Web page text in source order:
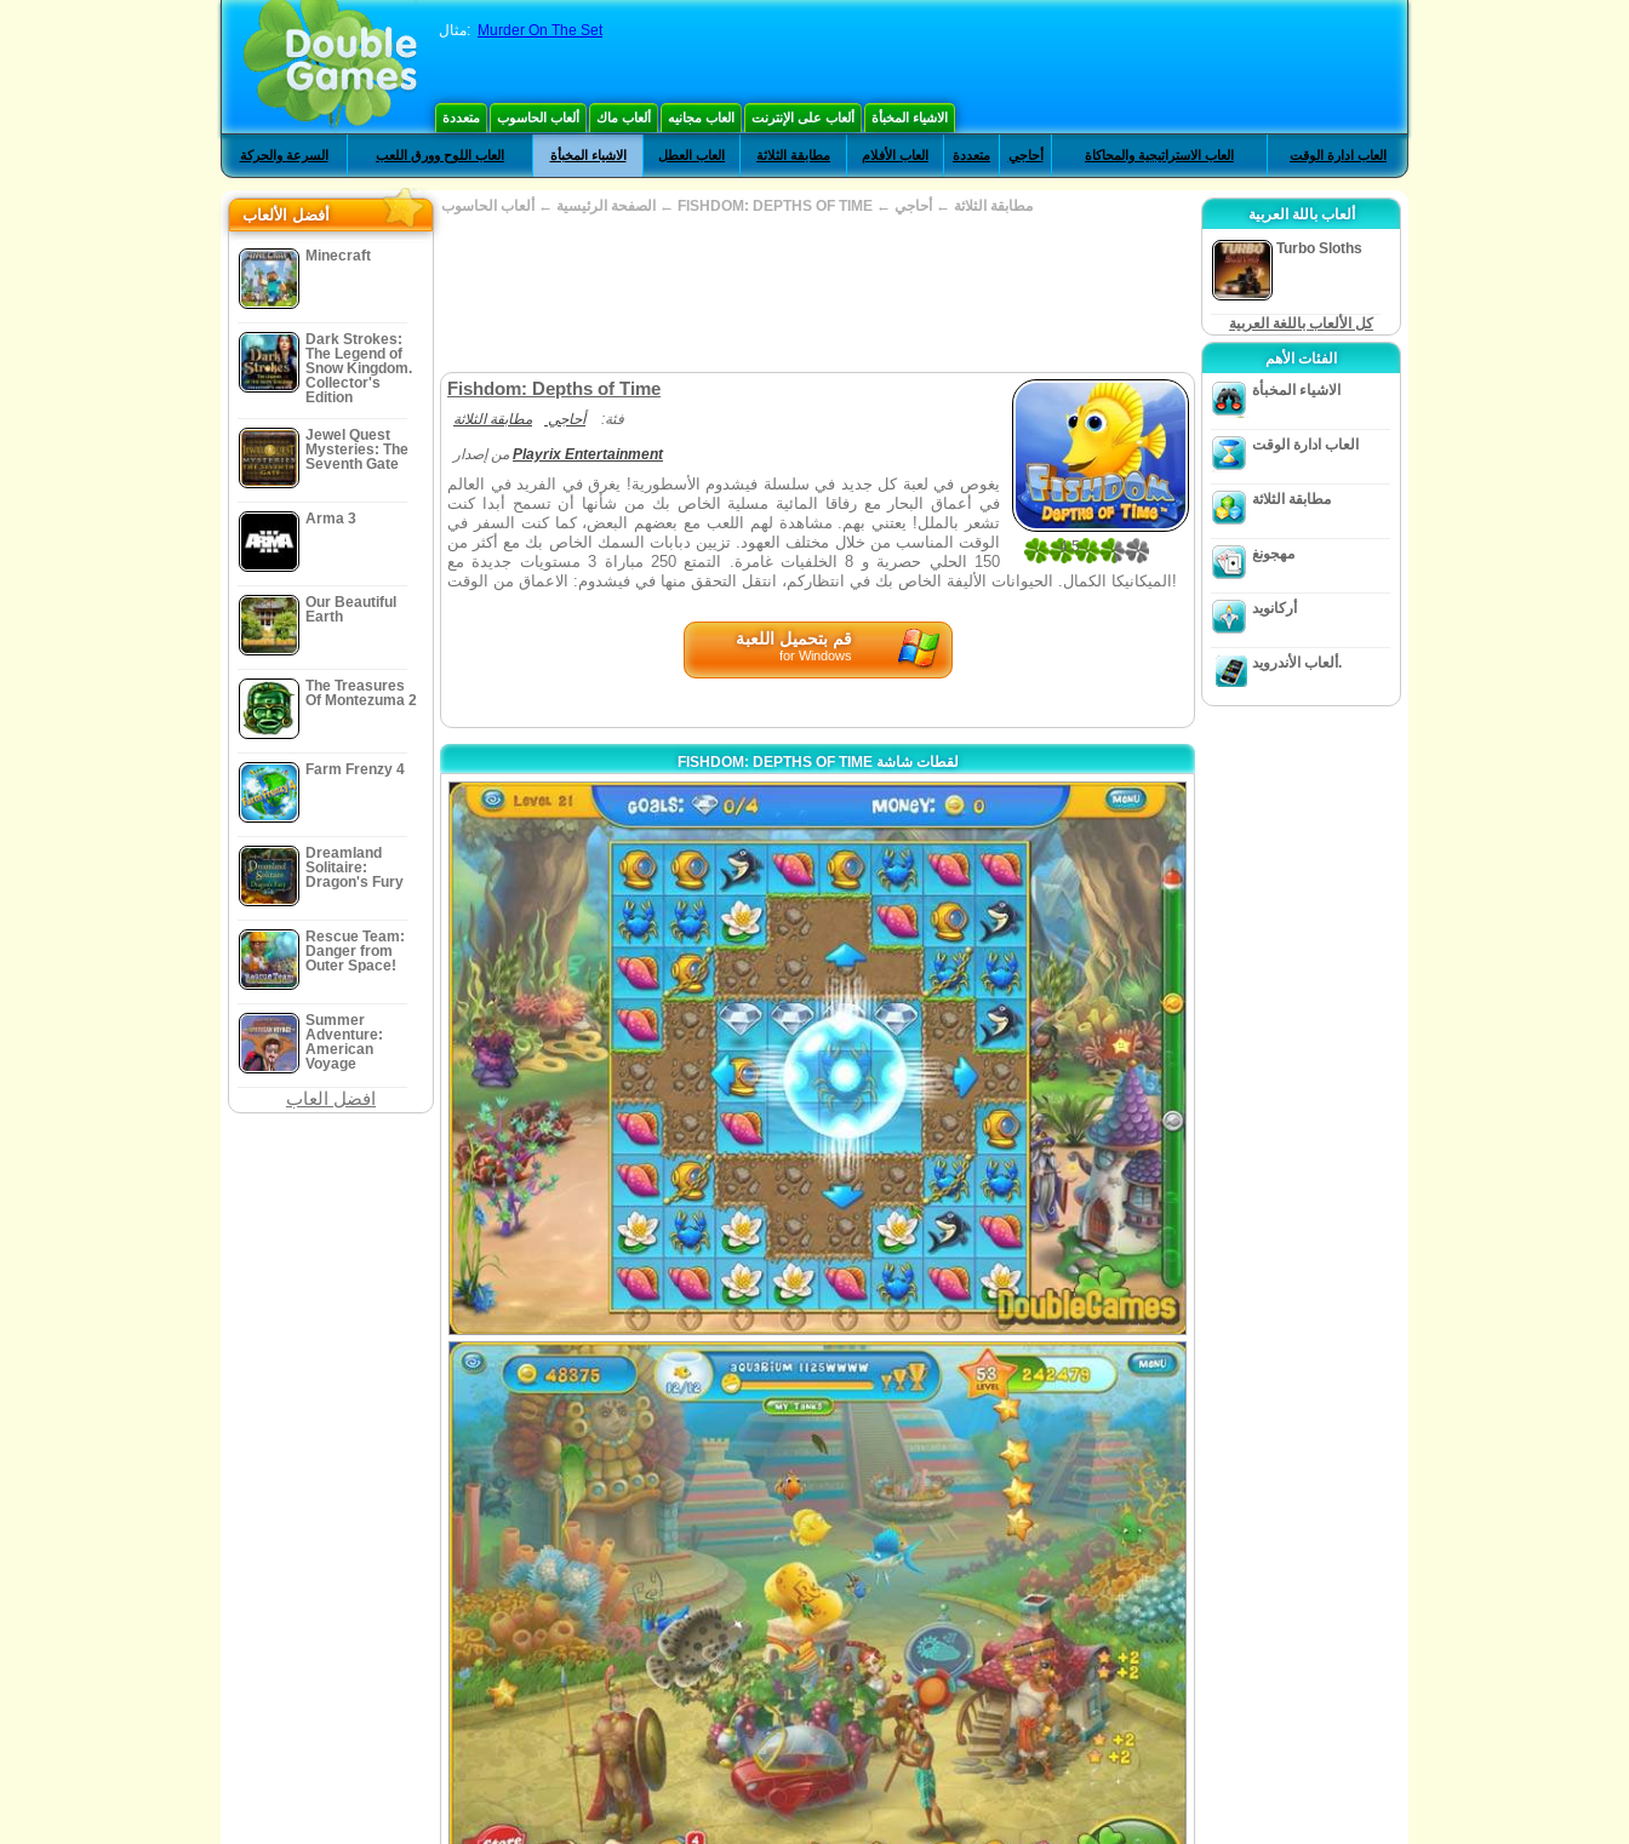
مثال: Murder On The Set
متعددة ألعاب الحاسوب ألعاب ماك العاب مجانيه ألعاب على الإنترنت الاشياء المخبأة
السرعة والحركة العاب اللوح وورق اللعب الاشياء المخبأة العاب العطل مطابقة الثلاثة العاب الأفلام متعددة أحاجي العاب الاستراتيجية والمحاكاة العاب ادارة الوقت
أفضل الألعاب
Minecraft
Dark Strokes:
The Legend of
Snow Kingdom.
Collector's
Edition
Jewel Quest
Mysteries: The
Seventh Gate
Arma 3
Our Beautiful
Earth
The Treasures
Of Montezuma 2
Farm Frenzy 4
Dreamland
Solitaire:
Dragon's Fury
Rescue Team:
Danger from
Outer Space!
Summer
Adventure:
American
Voyage
افضل العاب
الصفحة الرئيسية ← ألعاب الحاسوب ← FISHDOM: DEPTHS OF TIME ← مطابقة الثلاثة ← أحاجي
4.5
4
Fishdom: Depths of Time
فئة: أحاجي مطابقة الثلاثة
Playrix Entertainment
يغوص في لعبة كل جديد في سلسلة فيشدوم الأسطورية! يغرق في الفريد في العالم
في أعماق البحار مع رفاقا المائية مسلية الخاص بك من شأنها أن تسمح أبدا كنت
تشعر بالملل! يعتني بهم. مشاهدة لهم اللعب مع بعضهم البعض، كما كنت السفر في
الوقت المناسب من خلال مختلف العهود. تزيين دبابات السمك الخاص بك مع أكثر من
150 الحلي حصرية و 8 الخلفيات غامرة. التمتع 250 مباراة 3 مستويات جديدة مع
الميكانيكا الكمال. الحيوانات الأليفة الخاص بك في انتظاركم، انتقل التحقق منها في فيشدوم: الاعماق من الوقت!
قم بتحميل اللعبة
for Windows
FISHDOM: DEPTHS OF TIME لقطات شاشة
ألعاب باللة العربية
Turbo Sloths
كل الألعاب باللغة العربية
الفئات الأهم
الاشياء المخبأة
العاب ادارة الوقت
مطابقة الثلاثة
مهجونغ
أركانويد
ألعاب الأندرويد.